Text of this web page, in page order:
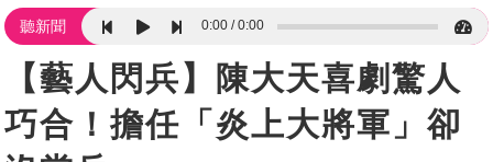
聽新聞 0:00 0:00
【藝人閃兵】陳大天喜劇驚人
巧合！擔任「炎上大將軍」卻